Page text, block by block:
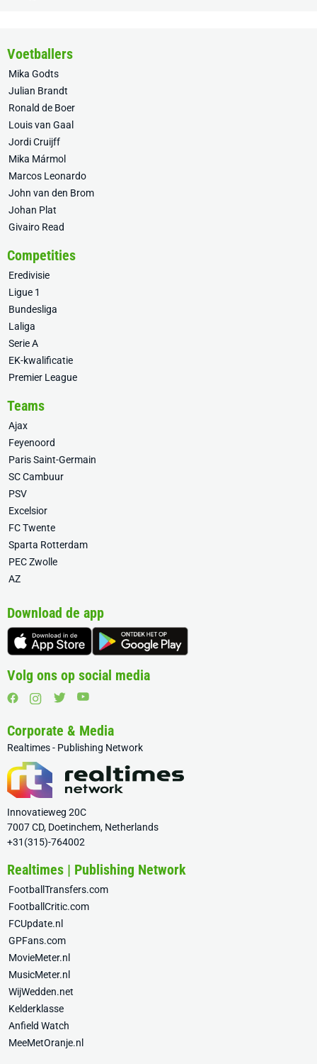
Voetballers
Mika Godts
Julian Brandt
Ronald de Boer
Louis van Gaal
Jordi Cruijff
Mika Mármol
Marcos Leonardo
John van den Brom
Johan Plat
Givairo Read
Competities
Eredivisie
Ligue 1
Bundesliga
Laliga
Serie A
EK-kwalificatie
Premier League
Teams
Ajax
Feyenoord
Paris Saint-Germain
SC Cambuur
PSV
Excelsior
FC Twente
Sparta Rotterdam
PEC Zwolle
AZ
Download de app
Volg ons op social media
Corporate & Media
Realtimes - Publishing Network
Innovatieweg 20C
7007 CD, Doetinchem, Netherlands
+31(315)-764002
Realtimes | Publishing Network
FootballTransfers.com
FootballCritic.com
FCUpdate.nl
GPFans.com
MovieMeter.nl
MusicMeter.nl
WijWedden.net
Kelderklasse
Anfield Watch
MeeMetOranje.nl